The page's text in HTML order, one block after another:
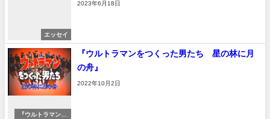
エッセイ
2023年6月18日
『ウルトラマンテ
『ウルトラマンをつくった男たち 星の林に月
の舟』
2022年10月2日